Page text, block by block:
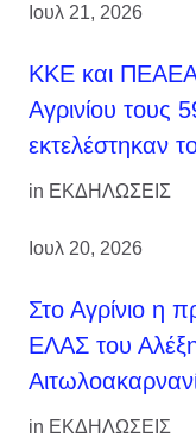
Ιουλ 21, 2026
ΚΚΕ και ΠΕΑΕΑ
Αγρινίου τους
εκτελέστηκαν
in ΕΚΔΗΛΩΣΕΙΣ
Ιουλ 20, 2026
Στο Αγρίνιο η
ΕΛΑΣ του
in ΕΚΔΗΛΩΣΕΙΣ